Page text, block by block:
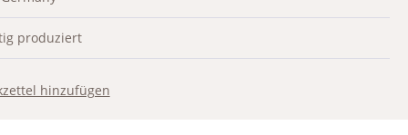
produziert
hinzufügen